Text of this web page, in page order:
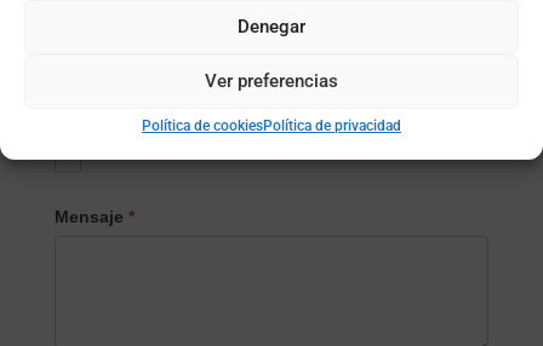
Denegar
Ver preferencias
Política de cookiesPolítica de privacidad
Nombre de la empresa*
Subida de archivo (opcional)
Mensaje *